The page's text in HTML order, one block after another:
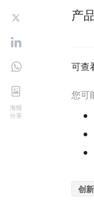
海报
分享
产
可查
您可
创新